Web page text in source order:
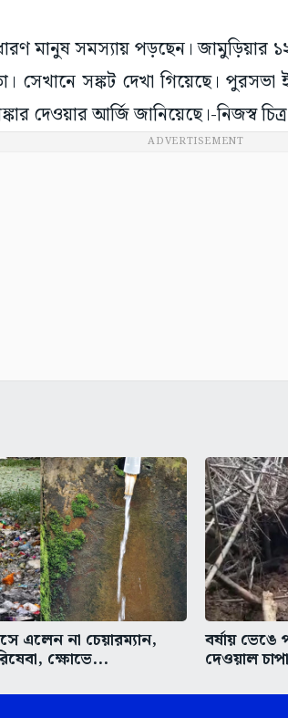
মানুষ সমস্যায় পড়ছেন। জামুড়িয়ার
সঙ্কট দেখা গিয়েছে। পুরসভা
দেওয়ার আর্জি জানিয়েছে।-নিজস্ব চিত্র
ADVERTISEMENT
না চেয়ারম্যান,
ক্ষোভে...
বর্ষায় ভেঙে
দেওয়াল